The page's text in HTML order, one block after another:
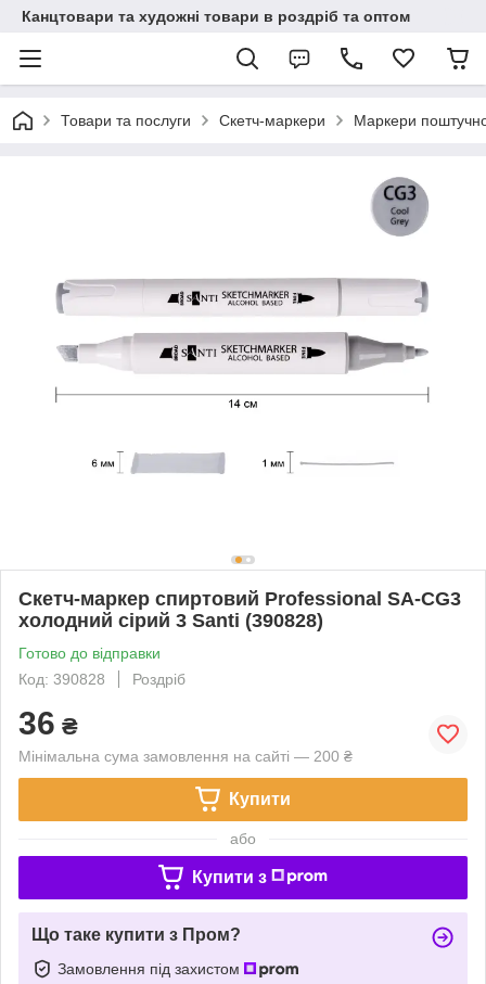
Канцтовари та художні товари в роздріб та оптом
Товари та послуги Скетч-маркери Маркери
Скетч-маркер спиртовий Professional SA-CG3
холодний сірий 3 Santi (390828)
Готово до відправки
Код: 390828
Роздріб
36 ₴
Мінімальна сума замовлення на сайті — 200 ₴
Купити
або
Купити з
Що таке купити з Пром?
Замовлення під захистом